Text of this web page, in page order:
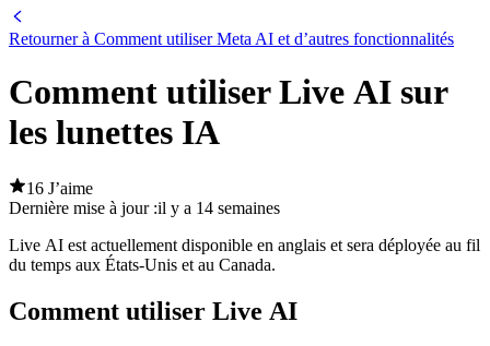
Retourner à Comment utiliser Meta AI et d’autres fonctionnalités
Comment utiliser Live AI sur
les lunettes IA
16 J’aime
Dernière mise à jour :il y a 14 semaines
Live AI est actuellement disponible en anglais et sera déployée au fil
du temps aux États-Unis et au Canada.
Comment utiliser Live AI